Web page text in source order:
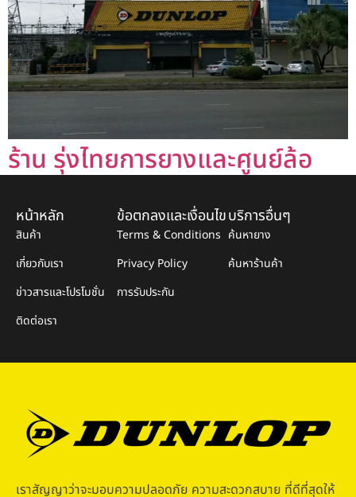
ร้าน รุ่งไทยการยางและศูนย์ล้อ
เราสัญญาว่าจะมอบความปลอดภัย ความสะดวกสบาย ที่ดีที่สุดให้
หน้าหลัก
สินค้า
เกี่ยวกับเรา
ข่าวสารและโปรโมชั่น
ติดต่อเรา
ข้อตกลงและเงื่อนไข
Terms & Conditions
Privacy Policy
การรับประกัน
บริการอื่นๆ
ค้นหายาง
ค้นหาร้านค้า